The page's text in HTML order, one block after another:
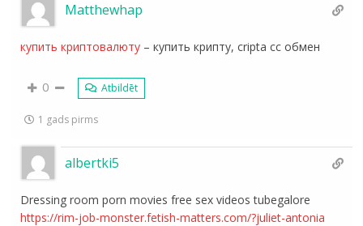
Matthewhap
купить криптовалюту – купить крипту, cripta cc обмен
0 Atbildēt
1 gads pirms
albertki5
Dressing room porn movies free sex videos tubegalore
https://rim-job-monster.fetish-matters.com/?juliet-antonia